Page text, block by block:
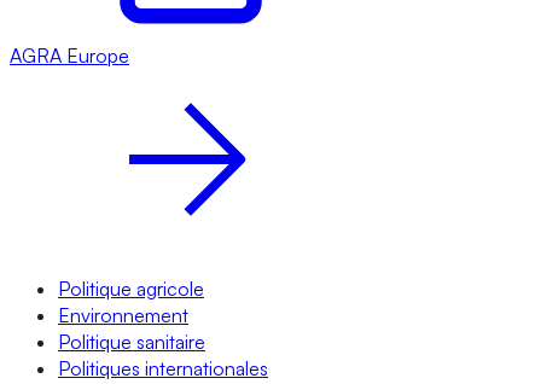
AGRA Europe
Politique agricole
Environnement
Politique sanitaire
Politiques internationales